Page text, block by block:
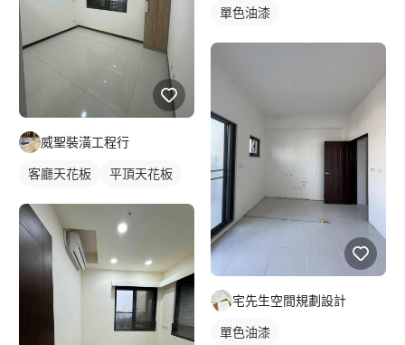
威聖裝潢工程行
客廳天花板 平頂天花板
單色油漆
宅先生空間規劃設計
單色油漆